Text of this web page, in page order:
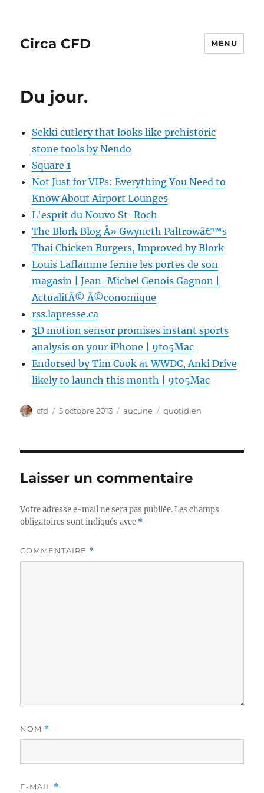
Circa CFD MENU
Du jour.
Sekki cutlery that looks like prehistoric
stone tools by Nendo
Square 1
Not Just for VIPs: Everything You Need to
Know About Airport Lounges
L'esprit du Nouvo St-Roch
The Blork Blog Â» Gwyneth Paltrowâ€™s
Thai Chicken Burgers, Improved by Blork
Louis Laflamme ferme les portes de son
magasin | Jean-Michel Genois Gagnon |
ActualitÃ© Ã©conomique
rss.lapresse.ca
3D motion sensor promises instant sports
analysis on your iPhone | 9to5Mac
Endorsed by Tim Cook at WWDC, Anki Drive
likely to launch this month | 9to5Mac
Auteur
cfd
Publié
5 octobre 2013 Catégories
aucune Étiquettes
quotidien
Laisser un commentaire
Votre adresse e-mail ne sera pas publiée. Les champs
obligatoires sont indiqués avec *
COMMENTAIRE *
NOM *
E-MAIL *